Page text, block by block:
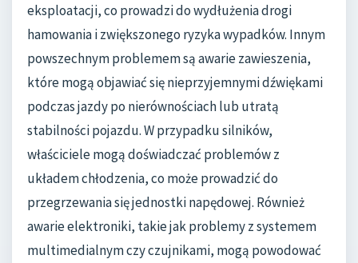
eksploatacji, co prowadzi do wydłużenia drogi
hamowania i zwiększonego ryzyka wypadków. Innym
powszechnym problemem są awarie zawieszenia,
które mogą objawiać się nieprzyjemnymi dźwiękami
podczas jazdy po nierównościach lub utratą
stabilności pojazdu. W przypadku silników,
właściciele mogą doświadczać problemów z
układem chłodzenia, co może prowadzić do
przegrzewania się jednostki napędowej. Również
awarie elektroniki, takie jak problemy z systemem
multimedialnym czy czujnikami, mogą powodować